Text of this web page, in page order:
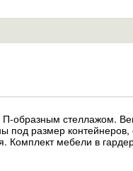
П-образным стеллажом.
под размер
Комплект мебели в